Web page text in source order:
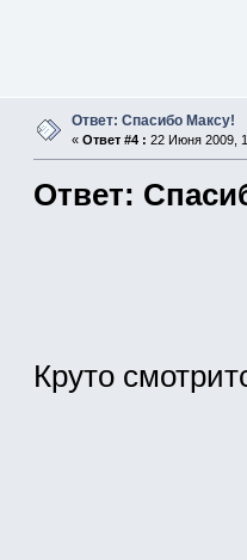
Ответ: Спасибо Максу!
« Ответ #4 : 22 Июня 2009,
Ответ:
Круто